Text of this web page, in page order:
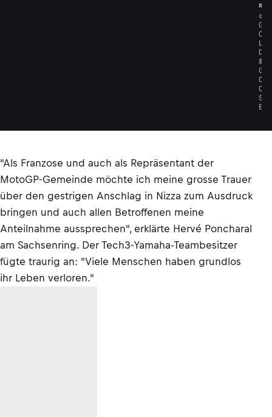
»
©
G
O
L
D
&
G
O
O
S
E
"Als Franzose und auch als Repräsentant der
MotoGP-Gemeinde möchte ich meine grosse Trauer
über den gestrigen Anschlag in Nizza zum Ausdruck
bringen und auch allen Betroffenen meine
Anteilnahme aussprechen", erklärte Hervé Poncharal
am Sachsenring. Der Tech3-Yamaha-Teambesitzer
fügte traurig an: "Viele Menschen haben grundlos
ihr Leben verloren."